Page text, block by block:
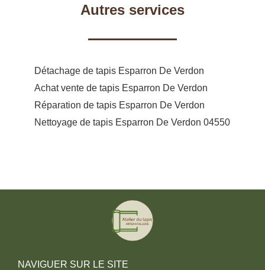
Autres services
Détachage de tapis Esparron De Verdon
Achat vente de tapis Esparron De Verdon
Réparation de tapis Esparron De Verdon
Nettoyage de tapis Esparron De Verdon 04550
NAVIGUER SUR LE SITE